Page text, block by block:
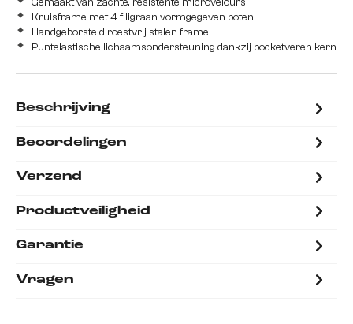
Kruisframe met 4 filigraan vormgegeven poten
Handgeborsteld roestvrij stalen frame
Puntelastische lichaamsondersteuning dankzij pocketveren kern
Beschrijving
Beoordelingen
Verzend
Productveiligheid
Garantie
Vragen